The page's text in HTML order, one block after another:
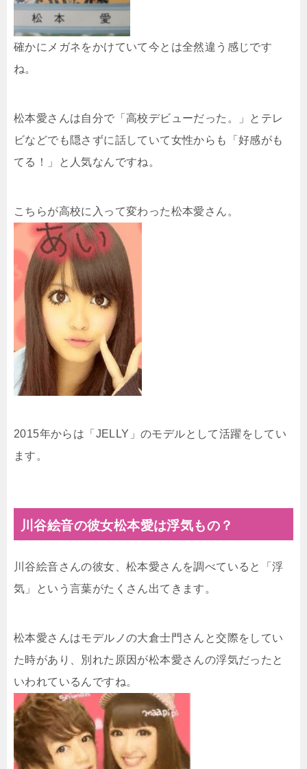
確かにメガネをかけていて今とは全然違う感じです
ね。
松本愛さんは自分で「高校デビューだった。」とテレ
ビなどでも隠さずに話していて女性からも「好感がも
てる！」と人気なんですね。
こちらが高校に入って変わった松本愛さん。
2015年からは「JELLY」のモデルとして活躍をしてい
ます。
川谷絵音の彼女松本愛は浮気もの？
川谷絵音さんの彼女、松本愛さんを調べていると「浮
気」という言葉がたくさん出てきます。
松本愛さんはモデルノの大倉士門さんと交際をしてい
た時があり、別れた原因が松本愛さんの浮気だったと
いわれているんですね。